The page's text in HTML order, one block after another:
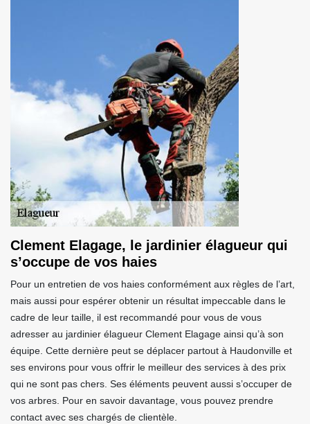
Clement Elagage, le jardinier élagueur qui
s’occupe de vos haies
Pour un entretien de vos haies conformément aux règles de l’art,
mais aussi pour espérer obtenir un résultat impeccable dans le
cadre de leur taille, il est recommandé pour vous de vous
adresser au jardinier élagueur Clement Elagage ainsi qu’à son
équipe. Cette dernière peut se déplacer partout à Haudonville et
ses environs pour vous offrir le meilleur des services à des prix
qui ne sont pas chers. Ses éléments peuvent aussi s’occuper de
vos arbres. Pour en savoir davantage, vous pouvez prendre
contact avec ses chargés de clientèle.